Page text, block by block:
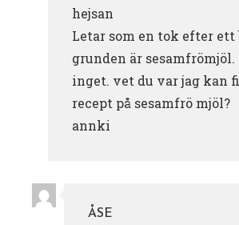
hejsan
Letar som en tok efter ett
grunden är
inget. vet du var jag kan
recept på sesamfrö mjöl?
annki
ÅSE